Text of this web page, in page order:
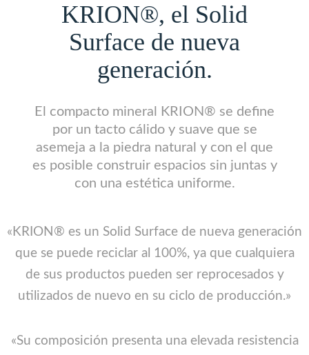
KRION®, el Solid
Surface de nueva
generación.
El compacto mineral KRION® se define
por un tacto cálido y suave que se
asemeja a la piedra natural y con el que
es posible construir espacios sin juntas y
con una estética uniforme.
«KRION® es un Solid Surface de nueva generación
que se puede reciclar al 100%, ya que cualquiera
de sus productos pueden ser reprocesados y
utilizados de nuevo en su ciclo de producción.»
«Su composición presenta una elevada resistencia